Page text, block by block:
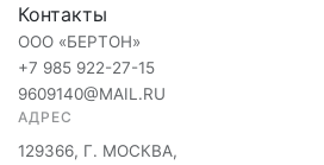
Контакты
ООО «БЕРТОН»
+7 985 922-27-15
9609140@MAIL.RU
АДРЕС
129366, Г. МОСКВА,